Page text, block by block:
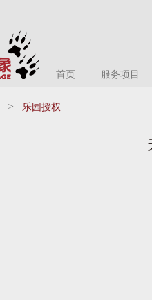
首页 服务项目
> 乐园授权